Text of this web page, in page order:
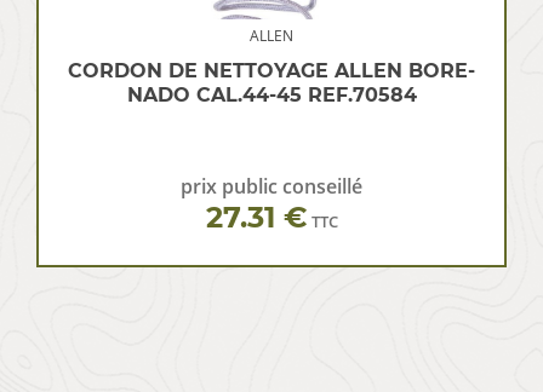
ALLEN
CORDON DE NETTOYAGE ALLEN BORE-
NADO CAL.44-45 REF.70584
prix public conseillé
27.31 € TTC